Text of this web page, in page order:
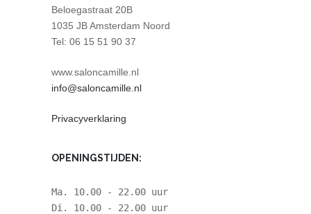
Beloegastraat 20B
1035 JB Amsterdam Noord
Tel: 06 15 51 90 37
www.saloncamille.nl
info@saloncamille.nl
Privacyverklaring
OPENINGSTIJDEN:
Ma. 10.00 - 22.00 uur
Di. 10.00 - 22.00 uur